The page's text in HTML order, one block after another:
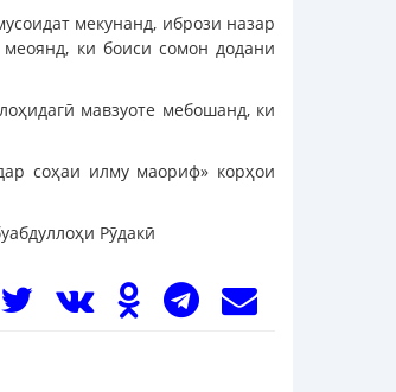
мекунанд, ибрози назар
ки боиси сомон додани
мавзуоте мебошанд, ки
соҳаи илму маориф» корҳои
Рӯдакӣ